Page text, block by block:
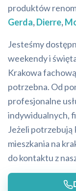
produktów
Gerda,Dierre,
Jesteśmy
weekendy i
Krakowa
potrzebna. Od
profesjonalne
indywidualnych,
Jeżeli
mieszkania na
do kontaktu z